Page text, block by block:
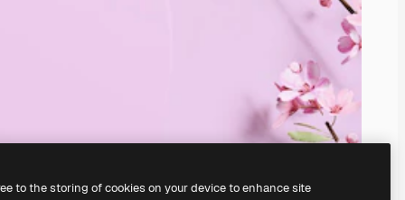
to the storing of cookies on your device to enhance site